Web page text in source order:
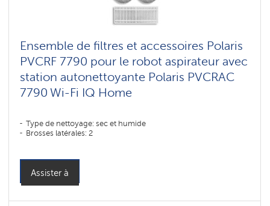
Ensemble de filtres et accessoires Polaris
PVCRF 7790 pour le robot aspirateur avec
station autonettoyante Polaris PVCRAC
7790 Wi-Fi IQ Home
Type de nettoyage: sec et humide
Brosses latérales: 2
Assister à